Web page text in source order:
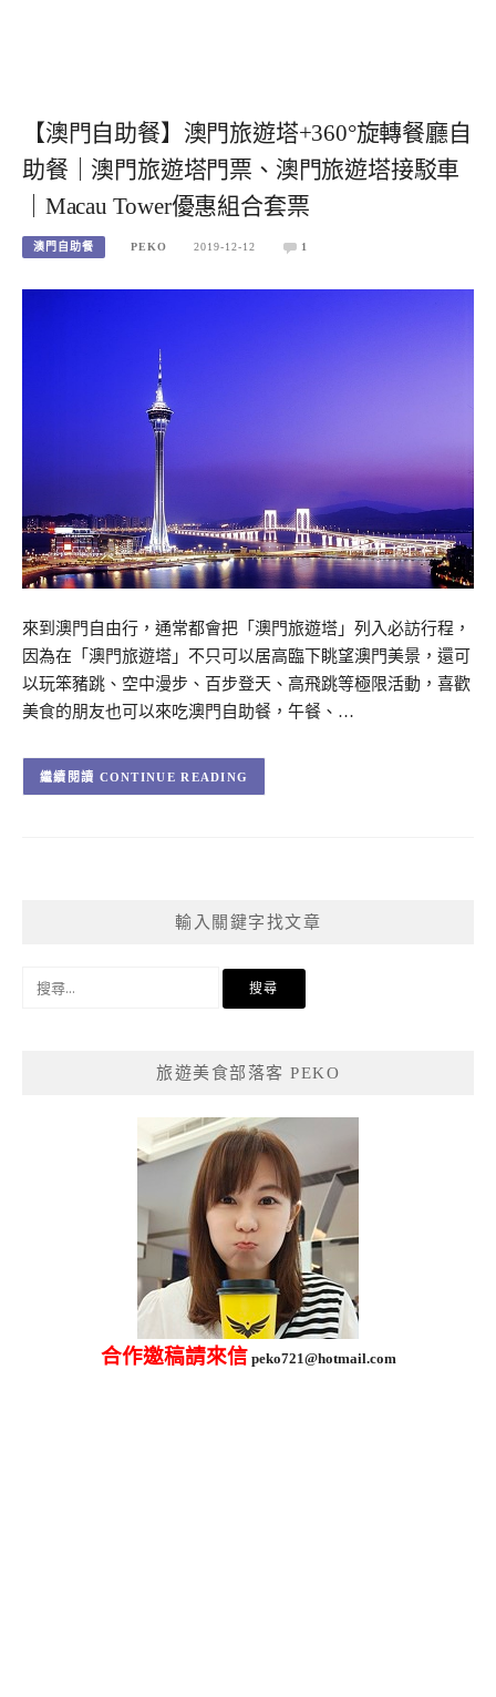
【澳門自助餐】澳門旅遊塔+360°旋轉餐廳自
助餐｜澳門旅遊塔門票、澳門旅遊塔接駁車
｜Macau Tower優惠組合套票
澳門自助餐 PEKO 2019-12-12 1
來到澳門自由行，通常都會把「澳門旅遊塔」列入必訪行程，
因為在「澳門旅遊塔」不只可以居高臨下眺望澳門美景，還可
以玩笨豬跳、空中漫步、百步登天、高飛跳等極限活動，喜歡
美食的朋友也可以來吃澳門自助餐，午餐、…
CONTINUE READING
輸入關鍵字找文章
旅遊美食部落客 PEKO
合作邀稿請來信 peko721@hotmail.com